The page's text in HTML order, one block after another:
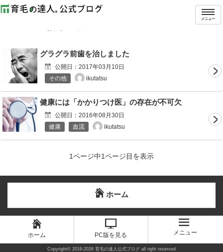
メニュー
トップ タグ：歯
グラグラ前歯を治しました
公開日： 2017年03月10日
その他
ikutatsu
健康には「かかりつけ医」の存在が不可欠
公開日： 2016年08月30日
健康
血流 ikutatsu
1ページ中1ページ目を表示
ホーム
ホーム PC版を見る メニュー
Copyright© 2016-2026 育毛の達人公式ブログ all right reserved